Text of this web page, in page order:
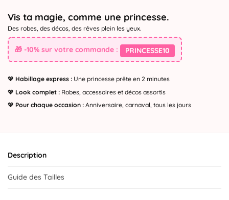
Vis ta magie, comme une princesse.
Des robes, des décos, des rêves plein les yeux.
🎁 -10% sur votre commande : PRINCESSE10
💖 Habillage express : Une princesse prête en 2 minutes
💖 Look complet : Robes, accessoires et décos assortis
💖 Pour chaque occasion : Anniversaire, carnaval, tous les jours
Description
Guide des Tailles